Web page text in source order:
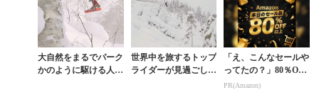
大自然をまるでパーク
かのように駆ける人気
世界中を旅するトップ
ライダーが見過ごして
「え、こんなセールや
ってたの？」80％OFF
以上が続々登場！Am
PR(Amazon)